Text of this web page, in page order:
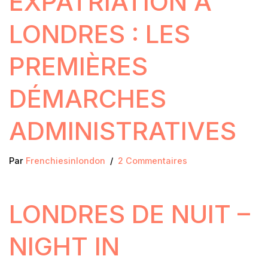
LONDRES : LES
PREMIÈRES
DÉMARCHES
ADMINISTRATIVES
Par Frenchiesinlondon 2 Commentaires
LONDRES DE NUIT –
NIGHT IN